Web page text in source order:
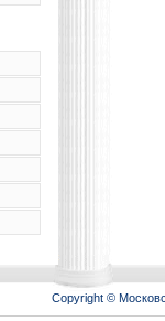
Copyright ©